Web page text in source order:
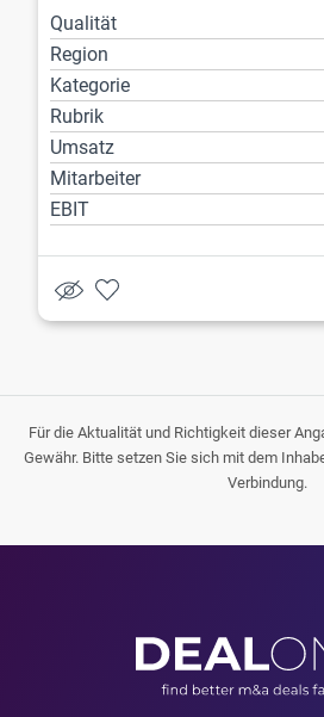
Qualität
Region
Kategorie
Rubrik
Umsatz
Mitarbeiter
EBIT
Für die Aktualität und Richtigkeit dieser
Gewähr. Bitte setzen Sie sich mit dem
Verbindung.